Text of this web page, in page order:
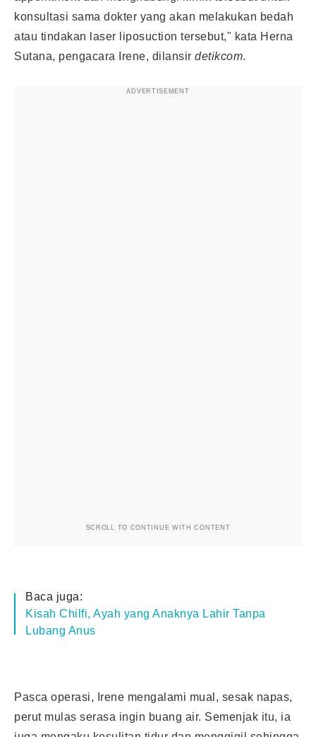
konsultasi sama dokter yang akan melakukan bedah
atau tindakan laser liposuction tersebut," kata Herna
Sutana, pengacara Irene, dilansir detikcom.
ADVERTISEMENT
SCROLL TO CONTINUE WITH CONTENT
Baca juga:
Kisah Chilfi, Ayah yang Anaknya Lahir Tanpa
Lubang Anus
Pasca operasi, Irene mengalami mual, sesak napas,
perut mulas serasa ingin buang air. Semenjak itu, ia